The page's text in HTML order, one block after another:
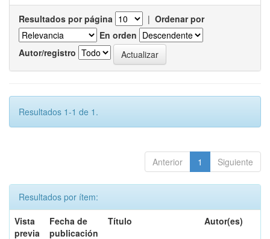
Resultados por página | Ordenar por
En orden
Autor/registro
Resultados 1-1 de 1.
Anterior 1 Siguiente
Resultados por ítem:
Vista
previa
Fecha de
publicación
Título Autor(es)